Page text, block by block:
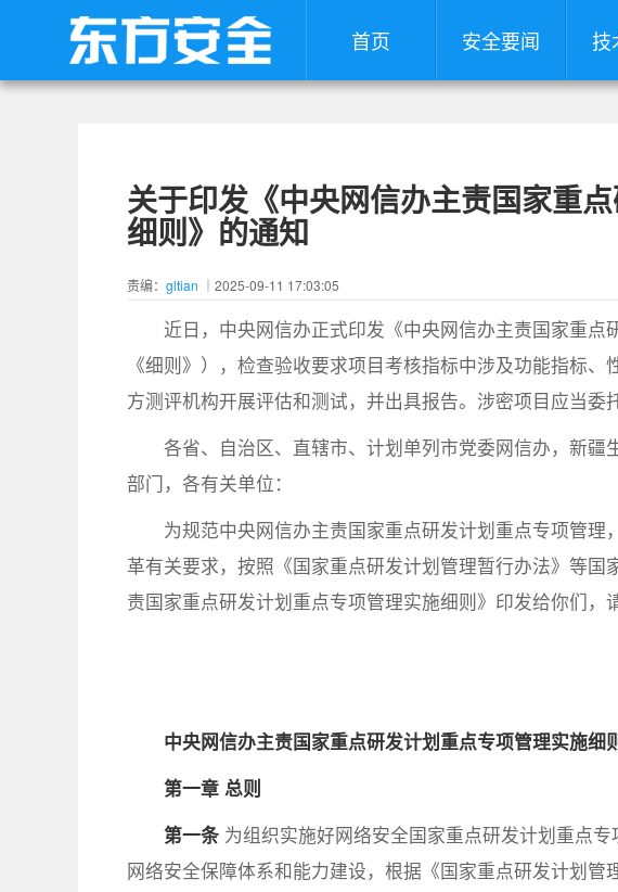
首页 安全要闻 技
关于印发《中央网信办主责国家重
细则》的通知
责编： gltian ｜2025-09-11 17:03:05
近日，中央网信办正式印发《中央网信办主责国家重
《细则》），检查验收要求项目考核指标中涉及功能指标
方测评机构开展评估和测试，并出具报告。涉密项目应当委
各省、自治区、直辖市、计划单列市党委网信办，新
部门，各有关单位：
为规范中央网信办主责国家重点研发计划重点专项管
革有关要求，按照《国家重点研发计划管理暂行办法》等
责国家重点研发计划重点专项管理实施细则》印发给你们，
中央网信办主责国家重点研发计划重点专项管理实施细
第一章 总则
第一条为组织实施好网络安全国家重点研发计划重点
网络安全保障体系和能力建设，根据《国家重点研发计划